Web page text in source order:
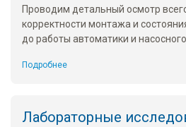
Проводим детальный осмотр
корректности монтажа и
до работы автоматики и
Подробнее
Лабораторные